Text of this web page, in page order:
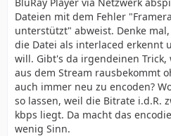
Dateien mit dem Fehler
unterstützt" abweist. Denke
die Datei als interlaced erkennt
will. Gibt's da irgendeinen
aus dem Stream rausbekommt
auch immer neu zu encoden?
so lassen, weil die Bitrate i.d.R.
kbps liegt. Da macht das
wenig Sinn.